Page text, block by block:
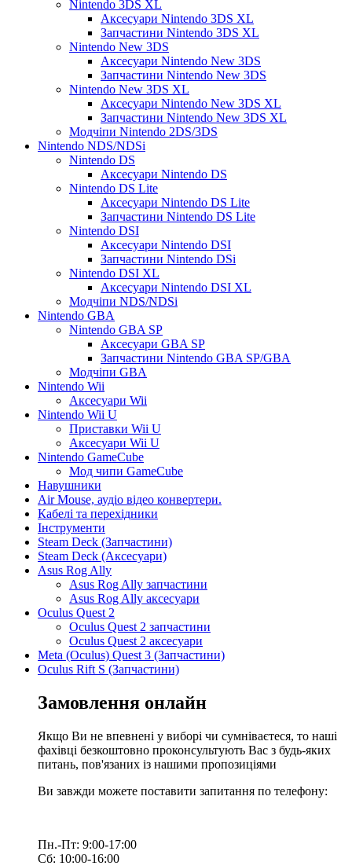
Nintendo 3DS XL
Аксесуари Nintendo 3DS XL
Запчастини Nintendo 3DS XL
Nintendo New 3DS
Аксесуари Nintendo New 3DS
Запчастини Nintendo New 3DS
Nintendo New 3DS XL
Аксесуари Nintendo New 3DS XL
Запчастини Nintendo New 3DS XL
Модчіпи Nintendo 2DS/3DS
Nintendo NDS/NDSi
Nintendo DS
Аксесуари Nintendo DS
Nintendo DS Lite
Аксесуари Nintendo DS Lite
Запчастини Nintendo DS Lite
Nintendo DSI
Аксесуари Nintendo DSI
Запчастини Nintendo DSi
Nintendo DSI XL
Аксесуари Nintendo DSI XL
Модчіпи NDS/NDSi
Nintendo GBA
Nintendo GBA SP
Аксесуари GBA SP
Запчастини Nintendo GBA SP/GBA
Модчіпи GBA
Nintendo Wii
Аксесуари Wii
Nintendo Wii U
Приставки Wii U
Аксесуари Wii U
Nintendo GameCube
Мод чипи GameCube
Навушники
Air Mouse, аудіо відео конвертери.
Кабелі та перехідники
Інструменти
Steam Deck (Запчастини)
Steam Deck (Аксесуари)
Asus Rog Ally
Asus Rog Ally запчастини
Asus Rog Ally аксесуари
Oculus Quest 2
Oculus Quest 2 запчастини
Oculus Quest 2 аксесуари
Meta (Oculus) Quest 3 (Запчастини)
Oculus Rift S (Запчастини)
Замовлення онлайн
Якщо Ви не впевнені у виборі чи сумніваєтеся, то наші
фахівці безкоштовно проконсультують Вас з будь-яких
питань, пов'язаних із нашими пропозиціями
Ви завжди можете поставити запитання по телефону:
Пн.-Пт: 9:00-17:00
Сб: 10:00-16:00